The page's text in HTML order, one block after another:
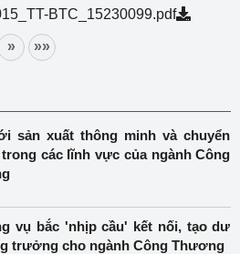
BTC_15230099.pdf
» »»
sản xuất thông minh và chuyển
các lĩnh vực của ngành Công
vụ bắc 'nhịp cầu' kết nối, tạo dư
trưởng cho ngành Công Thương